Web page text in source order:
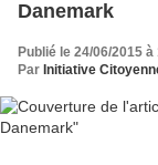
Danemark
Publié le 24/06/2015 à
Par Initiative